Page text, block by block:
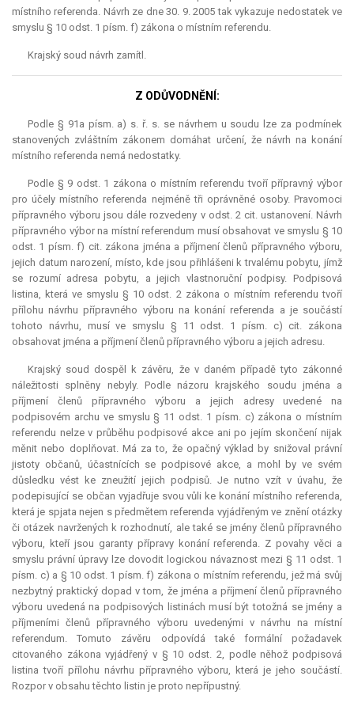
místního referenda. Návrh ze dne 30. 9. 2005 tak vykazuje nedostatek ve
smyslu § 10 odst. 1 písm. f) zákona o místním referendu.
Krajský soud návrh zamítl.
Z ODŮVODNĚNÍ:
Podle § 91a písm. a) s. ř. s. se návrhem u soudu lze za podmínek
stanovených zvláštním zákonem domáhat určení, že návrh na konání
místního referenda nemá nedostatky.
Podle § 9 odst. 1 zákona o místním referendu tvoří přípravný výbor
pro účely místního referenda nejméně tři oprávněné osoby. Pravomoci
přípravného výboru jsou dále rozvedeny v odst. 2 cit. ustanovení. Návrh
přípravného výbor na místní referendum musí obsahovat ve smyslu § 10
odst. 1 písm. f) cit. zákona jména a příjmení členů přípravného výboru,
jejich datum narození, místo, kde jsou přihlášeni k trvalému pobytu, jímž
se rozumí adresa pobytu, a jejich vlastnoruční podpisy. Podpisová
listina, která ve smyslu § 10 odst. 2 zákona o místním referendu tvoří
přílohu návrhu přípravného výboru na konání referenda a je součástí
tohoto návrhu, musí ve smyslu § 11 odst. 1 písm. c) cit. zákona
obsahovat jména a příjmení členů přípravného výboru a jejich adresu.
Krajský soud dospěl k závěru, že v daném případě tyto zákonné
náležitosti splněny nebyly. Podle názoru krajského soudu jména a
příjmení členů přípravného výboru a jejich adresy uvedené na
podpisovém archu ve smyslu § 11 odst. 1 písm. c) zákona o místním
referendu nelze v průběhu podpisové akce ani po jejím skončení nijak
měnit nebo doplňovat. Má za to, že opačný výklad by snižoval právní
jistoty občanů, účastnících se podpisové akce, a mohl by ve svém
důsledku vést ke zneužití jejich podpisů. Je nutno vzít v úvahu, že
podepisující se občan vyjadřuje svou vůli ke konání místního referenda,
která je spjata nejen s předmětem referenda vyjádřeným ve znění otázky
či otázek navržených k rozhodnutí, ale také se jmény členů přípravného
výboru, kteří jsou garanty přípravy konání referenda. Z povahy věci a
smyslu právní úpravy lze dovodit logickou návaznost mezi § 11 odst. 1
písm. c) a § 10 odst. 1 písm. f) zákona o místním referendu, jež má svůj
nezbytný praktický dopad v tom, že jména a příjmení členů přípravného
výboru uvedená na podpisových listinách musí být totožná se jmény a
příjmeními členů přípravného výboru uvedenými v návrhu na místní
referendum. Tomuto závěru odpovídá také formální požadavek
citovaného zákona vyjádřený v § 10 odst. 2, podle něhož podpisová
listina tvoří přílohu návrhu přípravného výboru, která je jeho součástí.
Rozpor v obsahu těchto listin je proto nepřípustný.